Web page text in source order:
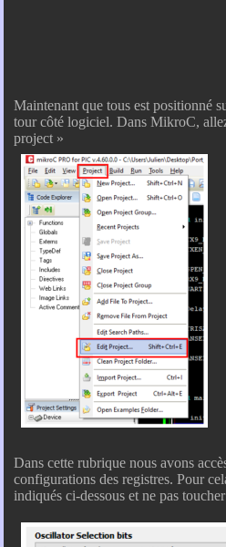
Maintenant que tous est positionné
tour côté logiciel. Dans MikroC,
project »
Dans cette rubrique nous avons
configurations des registres. Pour
indiqués ci-dessous et ne pas